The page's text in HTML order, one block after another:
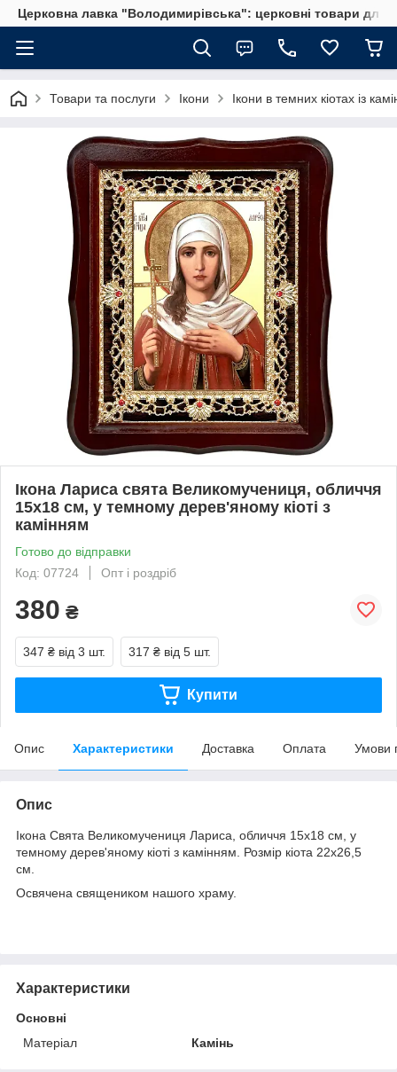
Церковна лавка "Володимирівська": церковні товари для
Товари та послуги Ікони Ікони в темних кіотах із
Ікона Лариса свята Великомучениця, обличчя
15х18 см, у темному дерев'яному кіоті з
камінням
Готово до відправки
Код: 07724
Опт і роздріб
380 ₴
347 ₴ від 3 шт. 317 ₴ від 5 шт.
Купити
Опис Характеристики Доставка Оплата Умови
Опис
Ікона Свята Великомучениця Лариса, обличчя 15х18 см, у
темному дерев'яному кіоті з камінням. Розмір кіота 22х26,5
см.
Освячена священиком нашого храму.
Характеристики
Основні
Матеріал
Камінь